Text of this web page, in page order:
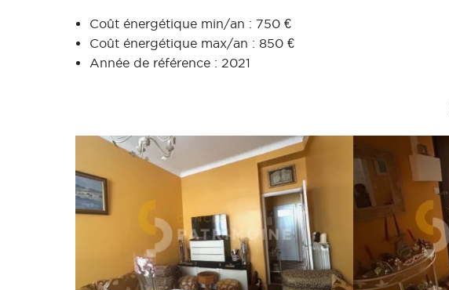
Coût énergétique min/an : 750 €
Coût énergétique max/an : 850 €
Année de référence : 2021